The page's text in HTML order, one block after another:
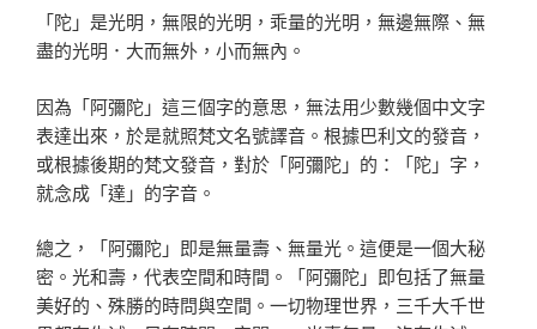
「陀」是光明，無限的光明，乖量的光明，無邊無際、無
盡的光明．大而無外，小而無內。
因為「阿彌陀」這三個字的意思，無法用少數幾個中文字
表達出來，於是就照梵文名號譯音。根據巴利文的發音，
或根據後期的梵文發音，對於「阿彌陀」的：「陀」字，
就念成「達」的字音。
總之，「阿彌陀」即是無量壽、無量光。這便是一個大秘
密。光和壽，代表空間和時間。「阿彌陀」即包括了無量
美好的、殊勝的時問與空間。一切物理世界，三千大千世